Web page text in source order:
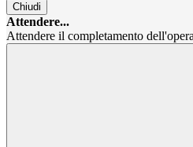
Chiudi
Attendere...
Attendere il completamento